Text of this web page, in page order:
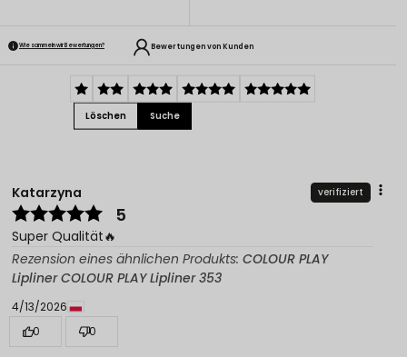
Wie sammeln wir Bewertungen? Bewertungen von Kunden
Löschen Suche
Katarzyna verifiziert
5
Super Qualität🔥
Rezension eines ähnlichen Produkts: COLOUR PLAY
Lipliner COLOUR PLAY Lipliner 353
4/13/2026
0
0